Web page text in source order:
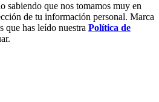
sabiendo que nos tomamos muy en
de tu información personal. Marca
que has leído nuestra Política de